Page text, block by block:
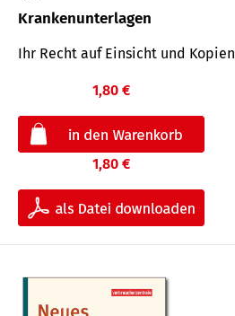
Krankenunterlagen
Ihr Recht auf Einsicht und Kopien
1,80 €
1,80 €